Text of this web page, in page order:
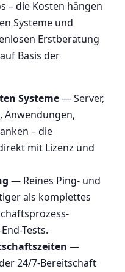
– die Kosten hängen
Systeme und
Erstberatung
Basis der
Systeme— Server,
Anwendungen,
– die
mit Lizenz und
— Reines Ping- und
als komplettes
Tests.
—
24/7-Bereitschaft